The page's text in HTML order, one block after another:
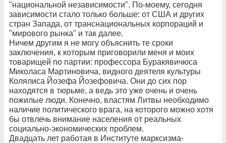
"национальной независимости". По-моему, сегодня
зависимости стало только больше: от США и других
стран Запада, от транснациональных корпораций и
"мирового рынка" и так далее.
Ничем другим я не могу объяснить те сроки
заключения, к которым приговорили меня и моих
товарищей по партии: профессора Буракявичюса
Миколаса Мартиновича, видного деятеля культуры
Колялиса Йозефа Йозефовича. Они до сих пор
находятся в тюрьме, а ведь это уже очень и очень
пожилые люди. Конечно, властям Литвы необходимо
наличие политического врага, на которого можно хотя
бы отвлечь внимание населения от реальных
социально-экономических проблем.
Двадцать лет работая в Институте марксизма-